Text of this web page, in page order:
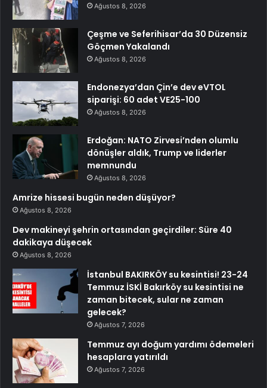
Ağustos 8, 2026
Çeşme ve Seferihisar’da 30 Düzensiz
Göçmen Yakalandı
Ağustos 8, 2026
Endonezya’dan Çin’e dev eVTOL
siparişi: 60 adet VE25-100
Ağustos 8, 2026
Erdoğan: NATO Zirvesi’nden olumlu
dönüşler aldık, Trump ve liderler
memnundu
Ağustos 8, 2026
Amrize hissesi bugün neden düşüyor?
Ağustos 8, 2026
Dev makineyi şehrin ortasından geçirdiler: Süre 40
dakikaya düşecek
Ağustos 8, 2026
İstanbul BAKIRKÖY su kesintisi! 23-24
Temmuz İSKİ Bakırköy su kesintisi ne
zaman bitecek, sular ne zaman
gelecek?
Ağustos 7, 2026
Temmuz ayı doğum yardımı ödemeleri
hesaplara yatırıldı
Ağustos 7, 2026